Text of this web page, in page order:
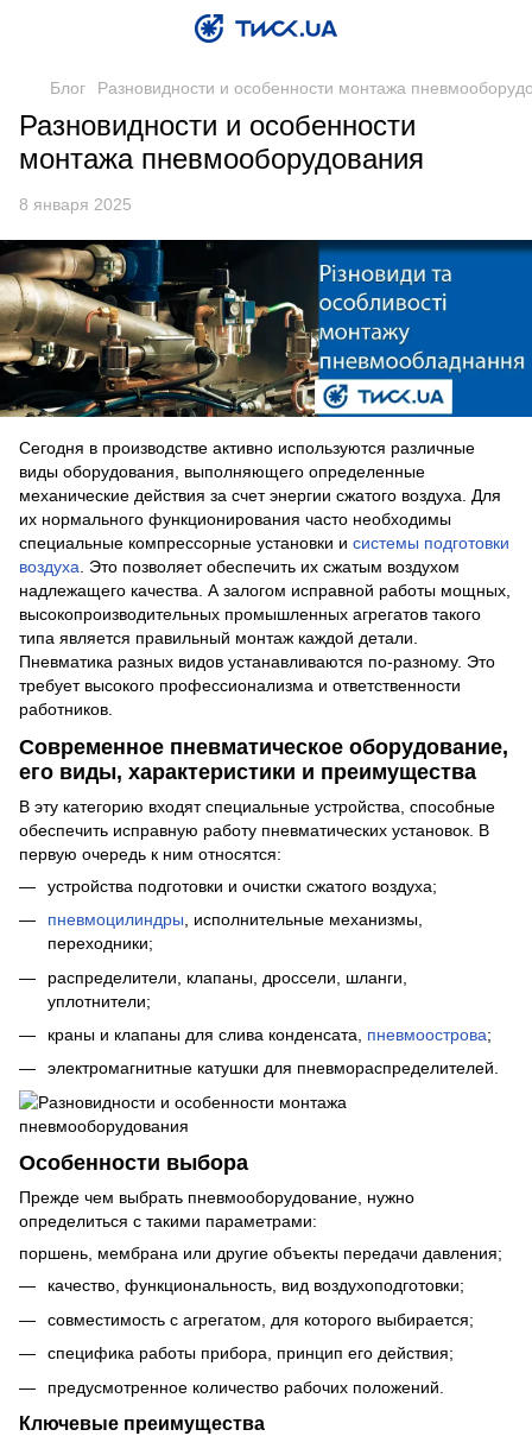
Блог Разновидности и особенности монтажа
Разновидности и особенности
монтажа пневмооборудования
8 января 2025
Сегодня в производстве активно используются различные
виды оборудования, выполняющего определенные
механические действия за счет энергии сжатого воздуха. Для
их нормального функционирования часто необходимы
специальные компрессорные установки и системы подготовки
воздуха. Это позволяет обеспечить их сжатым воздухом
надлежащего качества. А залогом исправной работы мощных,
высокопроизводительных промышленных агрегатов такого
типа является правильный монтаж каждой детали.
Пневматика разных видов устанавливаются по-разному. Это
требует высокого профессионализма и ответственности
работников.
Современное пневматическое оборудование,
его виды, характеристики и преимущества
В эту категорию входят специальные устройства, способные
обеспечить исправную работу пневматических установок. В
первую очередь к ним относятся:
устройства подготовки и очистки сжатого воздуха;
пневмоцилиндры, исполнительные механизмы,
переходники;
распределители, клапаны, дроссели, шланги,
уплотнители;
краны и клапаны для слива конденсата, пневмоострова;
электромагнитные катушки для пневмораспределителей.
Особенности выбора
Прежде чем выбрать пневмооборудование, нужно
определиться с такими параметрами:
поршень, мембрана или другие объекты передачи давления;
качество, функциональность, вид воздухоподготовки;
совместимость с агрегатом, для которого выбирается;
специфика работы прибора, принцип его действия;
предусмотренное количество рабочих положений.
Ключевые преимущества